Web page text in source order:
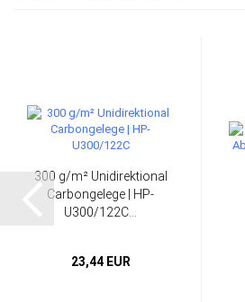
300 g/m² Unidirektional
Carbongelege | HP-
U300/122C...
23,44 EUR